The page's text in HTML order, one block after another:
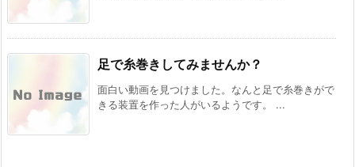
足で糸巻きしてみませんか？
面白い動画を見つけました。なんと足で糸巻きがで
きる装置を作った人がいるようです。 ...